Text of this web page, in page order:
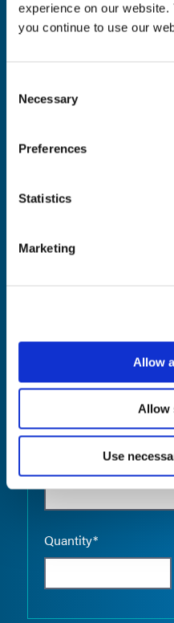
experience on our
you continue to use our
Selection
Necessary
Preferences
Statistics
Marketing
Allow
Allow
Use
Product Name*
Product Name*
Quantity*